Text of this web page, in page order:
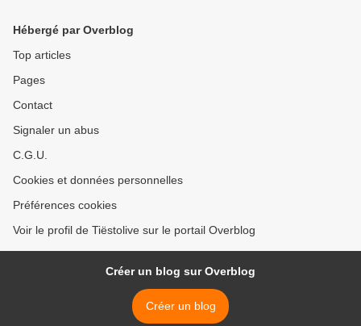
Hébergé par Overblog
Top articles
Pages
Contact
Signaler un abus
C.G.U.
Cookies et données personnelles
Préférences cookies
Voir le profil de Tiëstolive sur le portail Overblog
Créer un blog sur Overblog
Créer un blog